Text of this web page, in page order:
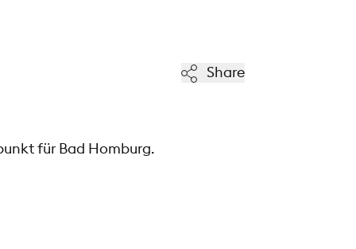
für Bad Homburg.
Share